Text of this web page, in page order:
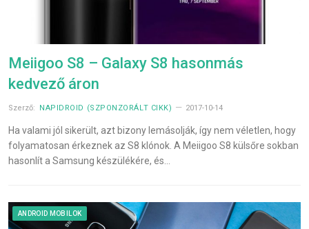
Meiigoo S8 – Galaxy S8 hasonmás
kedvező áron
Szerző: NAPIDROID (SZPONZORÁLT CIKK) 2017-10-14
Ha valami jól sikerült, azt bizony lemásolják, így nem véletlen, hogy
folyamatosan érkeznek az S8 klónok. A Meiigoo S8 külsőre sokban
hasonlít a Samsung készülékére, és…
ANDROID MOBILOK